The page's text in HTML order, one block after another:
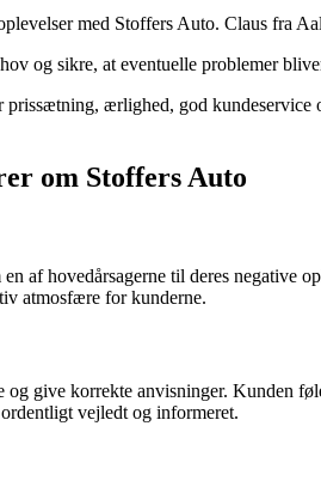
med Stoffers Auto. Claus fra
og sikre, at eventuelle problemer
ærlighed, god
om Stoffers Auto
af hovedårsagerne til deres negative
atmosfære for kunderne.
give korrekte anvisninger. Kunden
vejledt og informeret.